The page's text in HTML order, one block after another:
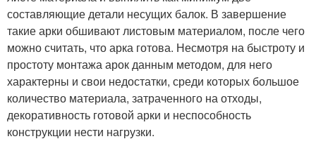
составляющие детали несущих балок. В завершение
такие арки обшивают листовым материалом, после чего
можно считать, что арка готова. Несмотря на быстроту и
простоту монтажа арок данным методом, для него
характерны и свои недостатки, среди которых большое
количество материала, затраченного на отходы,
декоративность готовой арки и неспособность
конструкции нести нагрузки.